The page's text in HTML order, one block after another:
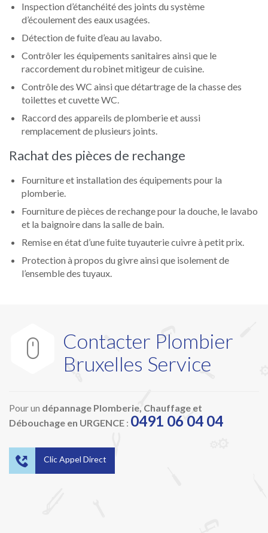
Inspection d’étanchéité des joints du système
d’écoulement des eaux usagées.
Détection de fuite d’eau au lavabo.
Contrôler les équipements sanitaires ainsi que le
raccordement du robinet mitigeur de cuisine.
Contrôle des WC ainsi que détartrage de la chasse des
toilettes et cuvette WC.
Raccord des appareils de plomberie et aussi
remplacement de plusieurs joints.
Rachat des pièces de rechange
Fourniture et installation des équipements pour la
plomberie.
Fourniture de pièces de rechange pour la douche, le lavabo
et la baignoire dans la salle de bain.
Remise en état d’une fuite tuyauterie cuivre à petit prix.
Protection à propos du givre ainsi que isolement de
l’ensemble des tuyaux.

Contacter Plombier
Bruxelles Service
Pour un dépannage Plomberie, Chauffage et
Débouchage en URGENCE : 0491 06 04 04
 Clic Appel Direct